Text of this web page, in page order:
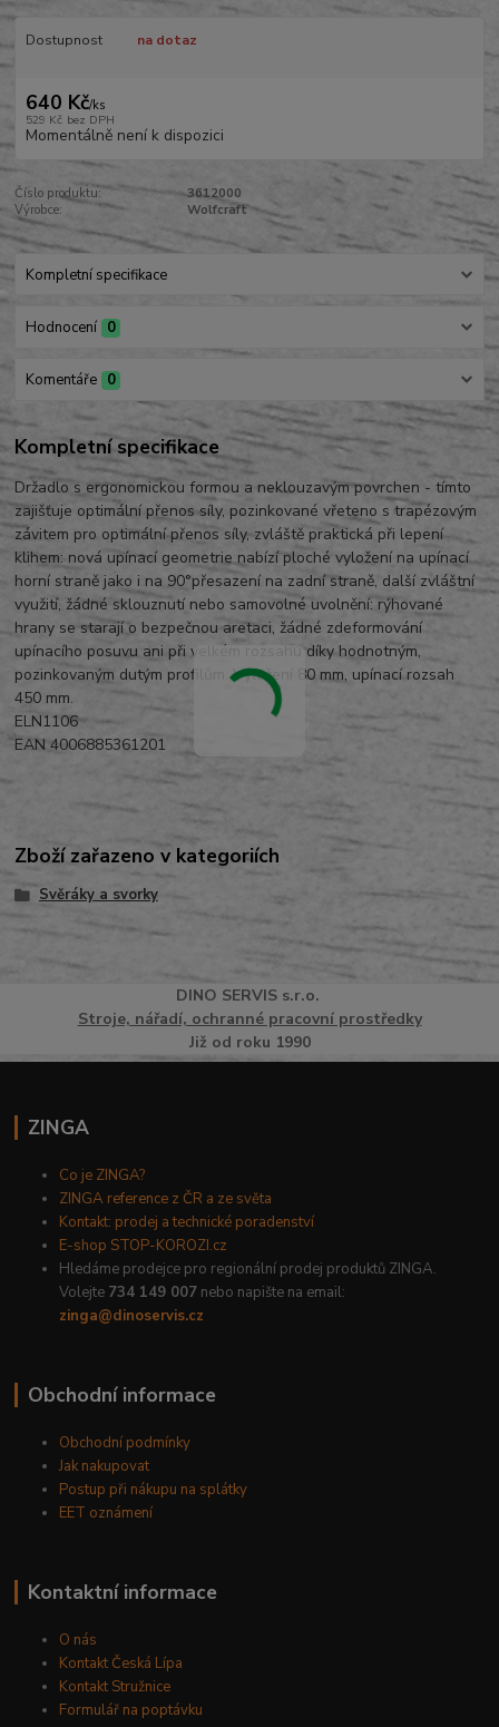
Dostupnost na dotaz
640 Kč/ks
529 Kč bez DPH
Momentálně není k dispozici
Číslo produktu:
3612000
Výrobce:
Wolfcraft
Kompletní specifikace
Hodnocení 0
Komentáře 0
Kompletní specifikace
Držadlo s ergonomickou formou a neklouzavým povrchen - tímto
zajišťuje optimální přenos síly, pozinkované vřeteno s trapézovým
závitem pro optimální přenos síly, zvláště praktická při lepení
klihem: nová upínací geometrie nabízí ploché vyložení na upínací
horní straně jako i na 90°přesazení na zadní straně, další zvláštní
využití, žádné sklouznutí nebo samovolné uvolnění: rýhované
hrany se starají o bezpečnou aretaci, žádné zdeformování
upínacího posuvu ani při velkém rozsahu díky hodnotným,
pozinkovaným dutým profilům. Vyložení 80 mm, upínací rozsah
450 mm.
ELN1106
EAN 4006885361201
Zboží zařazeno v kategoriích
Svěráky a svorky
DINO SERVISs.r.o.
Stroje, nářadí, ochranné pracovní prostředky
Již od roku 1990
ZINGA
Co je ZINGA?
ZINGA reference z ČR a ze světa
Kontakt: prodej a technické poradenství
E-shop STOP-KOROZI.cz
Hledáme prodejce pro regionální prodej produktů ZINGA.
Volejte 734 149 007 nebo napište na email:
zinga@dinoservis.cz
Obchodní informace
Obchodní podmínky
Jak nakupovat
Postup při nákupu na splátky
EET oznámení
Kontaktní informace
O nás
Kontakt Česká Lípa
Kontakt Stružnice
Formulář na poptávku